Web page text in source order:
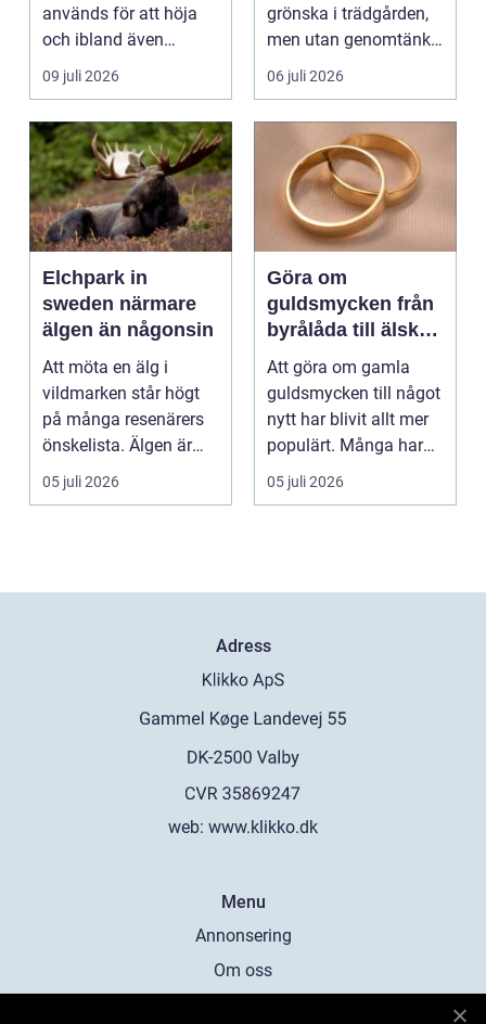
används för att höja
och ibland även
positionera tunga
objekt, so...
09 juli 2026
grönska i trädgården,
men utan genomtänkt
beskärning blir de...
06 juli 2026
Elchpark in
sweden närmare
älgen än någonsin
Att möta en älg i
vildmarken står högt
på många resenärers
önskelista. Älgen är
Skandinaviens ikonis...
05 juli 2026
Göra om
guldsmycken från
byrålåda till älskad
favorit
Att göra om gamla
guldsmycken till något
nytt har blivit allt mer
populärt. Många har
ärvda ringar, ...
05 juli 2026
Adress
web: www.klikko.dk
Menu
Annonsering
Om oss